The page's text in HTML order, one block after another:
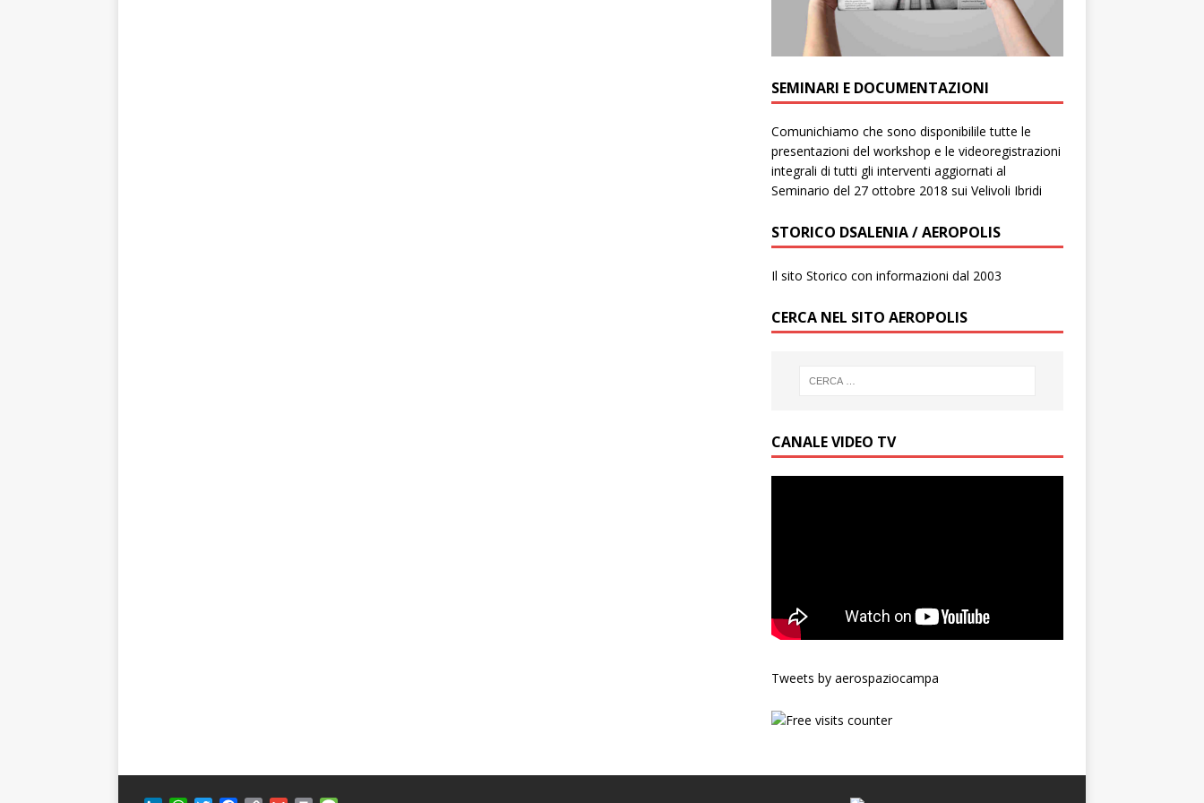
SEMINARI E DOCUMENTAZIONI
Comunichiamo che sono disponibilile tutte le
presentazioni del workshop e le videoregistrazioni
integrali di tutti gli interventi aggiornati al
Seminario del 27 ottobre 2018 sui Velivoli Ibridi
STORICO DSALENIA / AEROPOLIS
Il sito Storico con informazioni dal 2003
CERCA NEL SITO AEROPOLIS
CANALE VIDEO TV
Tweets by aerospaziocampa